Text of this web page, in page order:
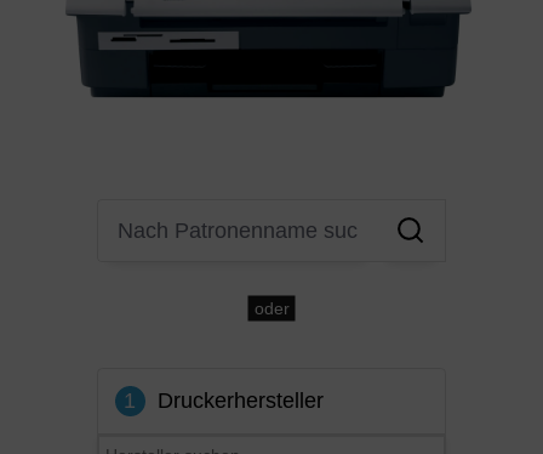
oder
1 Druckerhersteller